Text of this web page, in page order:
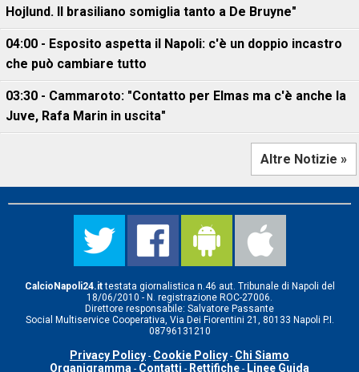
Hojlund. Il brasiliano somiglia tanto a De Bruyne"
04:00 - Esposito aspetta il Napoli: c'è un doppio incastro
che può cambiare tutto
03:30 - Cammaroto: "Contatto per Elmas ma c'è anche la
Juve, Rafa Marin in uscita"
Altre Notizie »
CalcioNapoli24.ittestata giornalistica n.46 aut. Tribunale di Napoli del
18/06/2010 - N. registrazione ROC-27006.
Direttore responsabile: Salvatore Passante
Social Multiservice Cooperativa, Via Dei Fiorentini 21, 80133 Napoli P.I.
08796131210
Privacy Policy - Cookie Policy - Chi Siamo
Organigramma - Contatti - Rettifiche - Linee Guida